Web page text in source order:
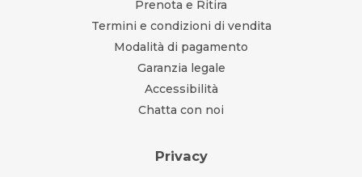
Prenota e Ritira
Termini e condizioni di vendita
Modalità di pagamento
Garanzia legale
Accessibilità
Chatta con noi
Privacy